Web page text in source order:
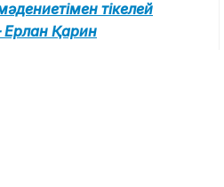
тікелей
Ерлан Қарин